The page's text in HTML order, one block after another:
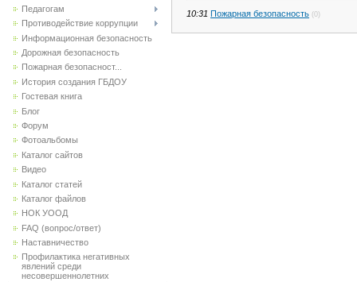
Педагогам
Противодействие коррупции
Информационная безопасность
Дорожная безопасность
Пожарная безопасност...
История создания ГБДОУ
Гостевая книга
Блог
Форум
Фотоальбомы
Каталог сайтов
Видео
Каталог статей
Каталог файлов
НОК УООД
FAQ (вопрос/ответ)
Наставничество
Профилактика негативных
явлений среди
несовершеннолетних
10:31 Пожарная безопасность (0)